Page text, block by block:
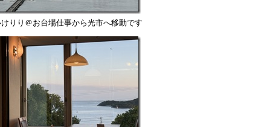
けりり＠お台場仕事から光市へ移動です